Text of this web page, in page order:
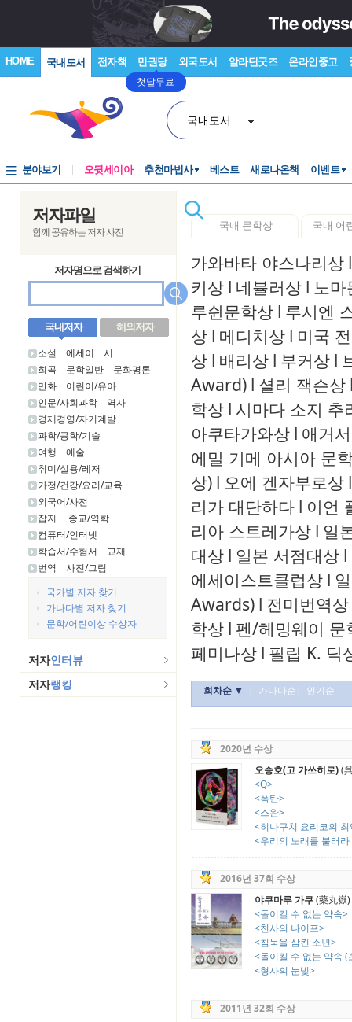
HOME 국내도서 전자책 만권당
첫달무료
외국도서 알라딘굿즈 온라인중고
국내도서
분야보기 오뒷세이아 추천마법사 베스트 새로나온책 이벤트
저자파일
함께 공유하는 저자 사전
저자명으로 검색하기
국내저자 해외저자
소설 에세이
시
희곡
문학일반
문화평론
만화
어린이/유아
인문/사회과학
역사
경제경영/자기계발
과학/공학/기술
여행
예술
취미/실용/레저
가정/건강/요리/교육
외국어/사전
잡지
종교/역학
컴퓨터/인터넷
학습서/수험서
교재
번역
사진/그림
국가별 저자 찾기
가나다별 저자 찾기
문학/어린이상 수상자
저자인터뷰
저자랭킹
국내 문학상 국내 어
가와바타 야스나리상 l
키상 l 네뷸러상 l 노마
루쉰문학상 l 루시엔
상 l 메디치상 l 미국
상 l 배리상 l 부커상 l
Award) l 셜리 잭슨상
학상 l 시마다 소지 추
아쿠타가와상 l 애거
에밀 기메 아시아 문
상) l 오에 겐자부로상 l
리가 대단하다 l 이언
리아 스트레가상 l 일
대상 l 일본 서점대상 l
에세이스트클럽상 l
Awards) l 전미번역상
학상 l 펜/헤밍웨이 문
페미나상 l 필립 K. 딕
회차순 ▼ | 가나다순 | 인기순
2020년 수상
오승호(고 가쓰히로)(
<Q>
<폭탄>
<스완>
<히나구치 요리코의
<우리의 노래를 불러라
2016년 37회 수상
야쿠마루 가쿠(藥丸嶽)
<돌이킬 수 없는 약속>
<천사의 나이프>
<침묵을 삼킨 소년>
<돌이킬 수 없는 약속 (
<형사의 눈빛>
2011년 32회 수상